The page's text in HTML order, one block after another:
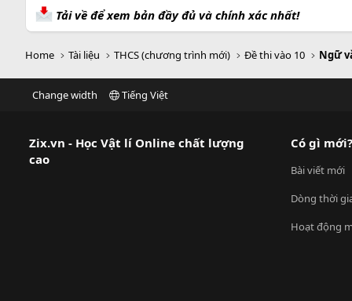
Tải về để xem bản đầy đủ và chính xác nhất!
Home Tài liệu THCS (chương trình mới) Đề thi vào 10 Ngữ
Change width Tiếng Việt
Zix.vn - Học Vật lí Online chất lượng
cao
Có gì mới?
Bài viết mới
Dòng thời
Hoạt động